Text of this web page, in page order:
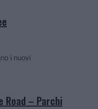
i nuovi
Road – Parchi